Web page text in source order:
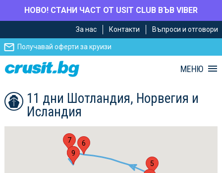
НОВО! СТАНИ ЧАСТ ОТ USIT CLUB ВЪВ VIBER
главното
съдържание
Навигацията
За нас Контакти Въпроси и отговори
Получавай оферти за круизи
МЕНЮ
11 дни Шотландия, Норвегия и
Исландия
5
6
7
8
9